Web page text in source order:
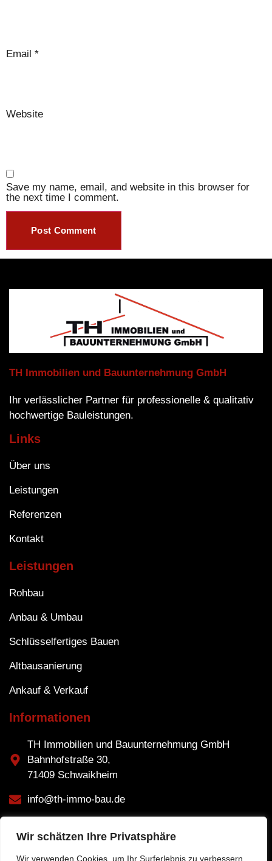
Wir schätzen Ihre Privatsphäre
Wir verwenden Cookies, um Ihr Surferlebnis zu verbessern,
Email *
Website
Save my name, email, and website in this browser for
the next time I comment.
TH Immobilien und Bauunternehmung GmbH
Ihr verlässlicher Partner für professionelle & qualitativ
hochwertige Bauleistungen.
Links
Über uns
Leistungen
Referenzen
Kontakt
Leistungen
Rohbau
Anbau & Umbau
Schlüsselfertiges Bauen
Altbausanierung
Ankauf & Verkauf
Informationen
TH Immobilien und Bauunternehmung GmbH
Bahnhofstraße 30,
71409 Schwaikheim
info@th-immo-bau.de